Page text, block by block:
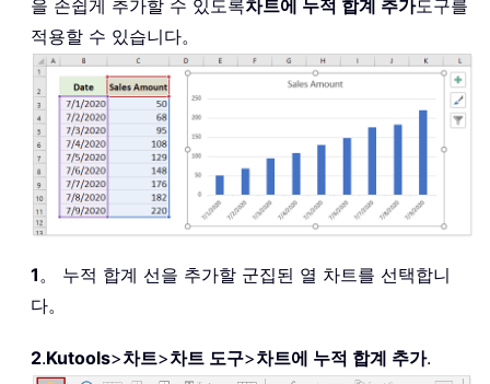
을 손쉽게 추가할 수 있도록차트에 누적 합계 추가도구를
적용할 수 있습니다。
1。 누적 합계 선을 추가할 군집된 열 차트를 선택합니
다。
2.Kutools>차트>차트 도구>차트에 누적 합계 추가.